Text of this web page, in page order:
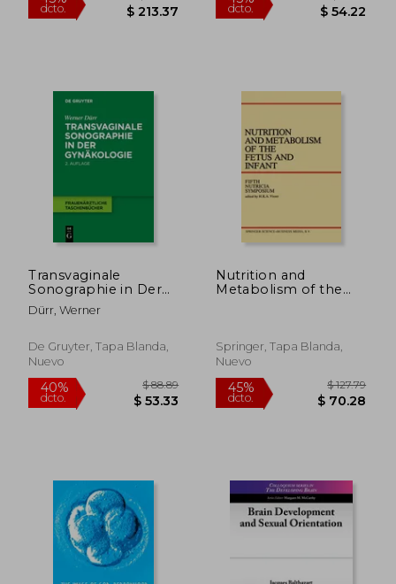
45%
dcto.
Transvaginale
Sonographie in Der
Gynäkologie (en
Alemán)
Dürr, Werner
De Gruyter, Tapa Blanda,
Nuevo
Nutrition and
Metabolism of the
(Nutricia Symposia)
Springer, Tapa Blanda,
Nuevo